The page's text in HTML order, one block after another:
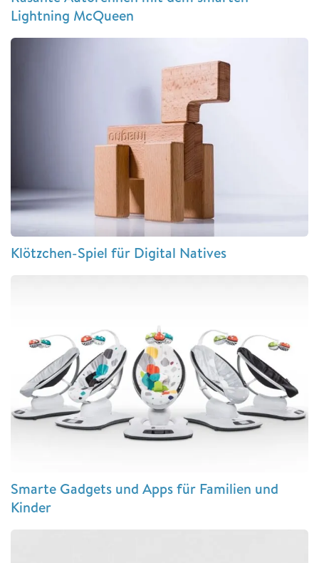
Lightning McQueen
Klötzchen-Spiel für Digital Natives
Smarte Gadgets und Apps für Familien und
Kinder